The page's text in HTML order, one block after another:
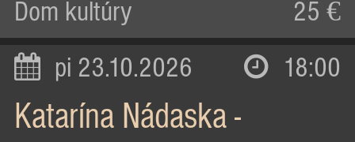
Dom kultúry 25 €
pi 23.10.2026 18:00
Katarína Nádaska -